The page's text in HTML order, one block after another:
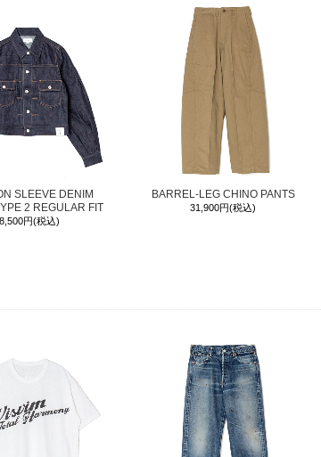
SLEEVE DENIM
2 REGULAR FIT
円(税込)
BARREL-LEG CHINO PANTS
31,900円(税込)